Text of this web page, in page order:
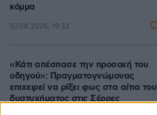
κόμμα
07.08.2026, 19:33
«Κάτι απέσπασε την προσοχή του
οδηγού»: Πραγματογνώμονας
επιχειρεί να ρίξει φως στα αίτια του
δυστυχήματος στις Σέρρες